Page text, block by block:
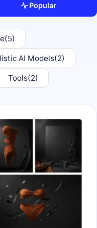
Popular
(5)
AI Models(2)
Tools(2)